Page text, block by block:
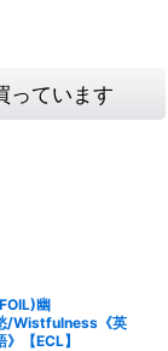
っています
幽
/Wistfulness《英
》【ECL】